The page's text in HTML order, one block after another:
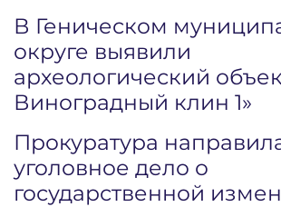
В Геническом
округе выявили
археологический
Виноградный клин 1»
Прокуратура
уголовное дело о
государственной